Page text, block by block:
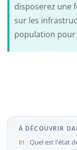
disposerez une
sur les
population pour
À DÉCOUVRIR
Quel est l'état